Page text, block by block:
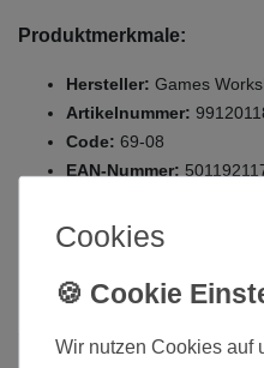
Produktmerkmale:
Hersteller: Games
Artikelnummer:
Code: 69-08
EAN-Nummer:
Die hier angebotenen
Zustand
Cookies
Wir nutzen Cookies auf